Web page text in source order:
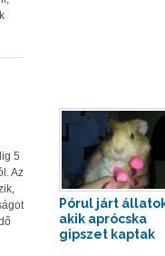
5
Az
Pórul járt
akik aprócska
gipszet kaptak